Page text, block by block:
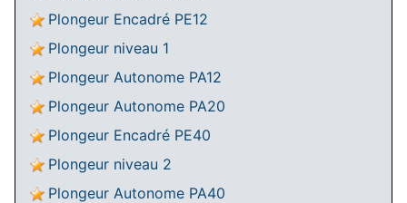
Plongeur Encadré PE12
Plongeur niveau 1
Plongeur Autonome PA12
Plongeur Autonome PA20
Plongeur Encadré PE40
Plongeur niveau 2
Plongeur Autonome PA40